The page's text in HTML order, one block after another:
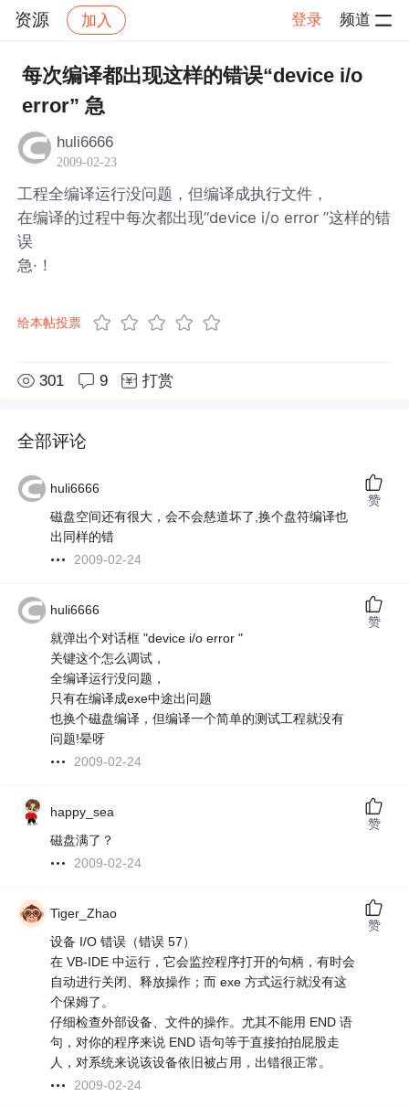
资源 加入 登录 频道
社区 资源 帖子详情
每次编译都出现这样的错误“device i/o
error” 急
huli6666
2009-02-23
工程全编译运行没问题，但编译成执行文件，
在编译的过程中每次都出现“device i/o error ”这样的错
误
急·！
给本帖投票
301 9 打赏
全部评论
huli6666
磁盘空间还有很大，会不会慈道坏了,换个盘符编译也
出同样的错
2009-02-24
赞
huli6666
就弹出个对话框 "device i/o error "
关键这个怎么调试，
全编译运行没问题，
只有在编译成exe中途出问题
也换个磁盘编译，但编译一个简单的测试工程就没有
问题!晕呀
2009-02-24
赞
happy_sea
磁盘满了？
2009-02-24
赞
Tiger_Zhao
设备 I/O 错误（错误 57）
在 VB-IDE 中运行，它会监控程序打开的句柄，有时会
自动进行关闭、释放操作；而 exe 方式运行就没有这
个保姆了。
仔细检查外部设备、文件的操作。尤其不能用 END 语
句，对你的程序来说 END 语句等于直接拍拍屁股走
人，对系统来说该设备依旧被占用，出错很正常。
2009-02-24
赞